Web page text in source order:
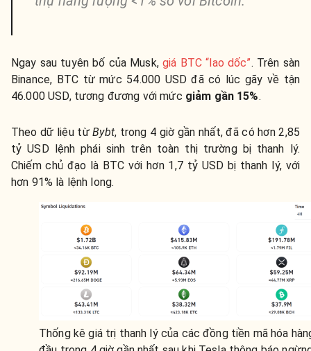
Ngay sau tuyên bố của Musk,giá BTC “lao dốc”. Trên sàn
Binance, BTC từ mức 54.000 USD đã có lúc gãy về tận
46.000 USD, tương đương với mức giảm gần 15%.
Theo dữ liệu từBybt, trong 4 giờ gần nhất, đã có hơn 2,85
tỷ USD lệnh phái sinh trên toàn thị trường bị thanh lý.
Chiếm chủ đạo là BTC với hơn 1,7 tỷ USD bị thanh lý, với
hơn 91% là lệnh long.
Thống kê giá trị thanh lý của các đồng tiền mã hóa